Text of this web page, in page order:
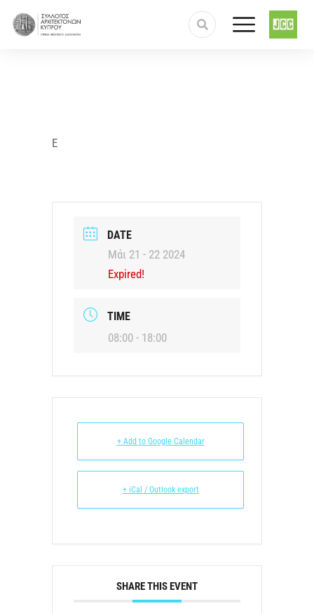
Ε
DATE
Μάι 21 - 22 2024
Expired!
TIME
08:00 - 18:00
+ Add to Google Calendar
+ iCal / Outlook export
SHARE THIS EVENT